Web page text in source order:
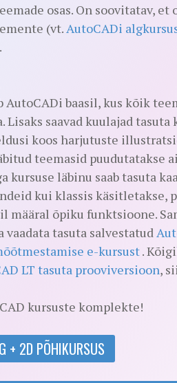
osas. On soovitatav,
(vt.AutoCADi
AutoCADi baasil, kus kõik
Lisaks saavad kuulajad
koos harjutuste
teemasid puudutatakse
kursuse läbinu saab tasuta
kui klassis käsitletakse,
määral õpiku funktsioone.
vaadata tasuta salvestatud
e-kursust.
LT tasuta prooviversioon,
kursuste komplekte!
+ 2D PÕHIKURSUS